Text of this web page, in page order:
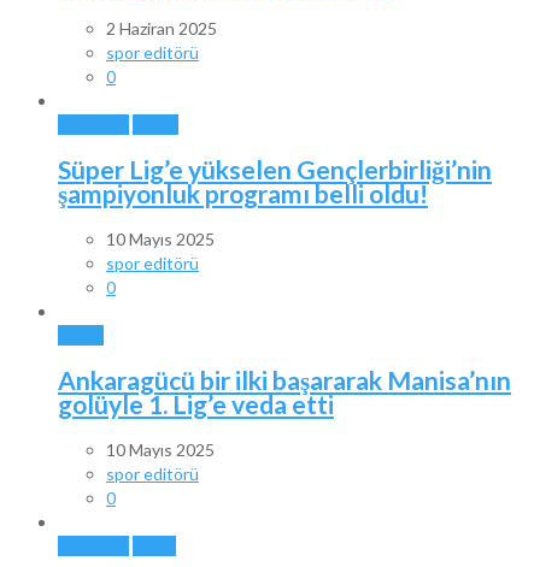
2 Haziran 2025
spor editörü
0
Süper Lig’e yükselen Gençlerbirliği’nin
şampiyonluk programı belli oldu!
10 Mayıs 2025
spor editörü
0
Ankaragücü bir ilki başararak Manisa’nın
golüyle 1. Lig’e veda etti
10 Mayıs 2025
spor editörü
0